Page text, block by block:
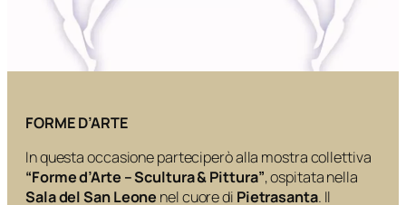
FORME D’ARTE
In questa occasione parteciperò alla mostra collettiva
“Forme d’Arte – Scultura & Pittura”, ospitata nella
Sala del San Leone nel cuore di Pietrasanta. Il